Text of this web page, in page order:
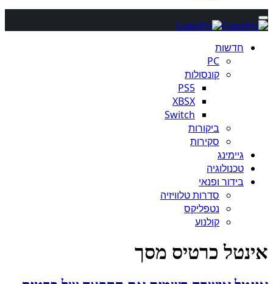
חדשות
PC
קונסולות
PS5
XBSX
Switch
ביקורות
סקירות
גיימינג
טכנולוגיה
בידור ופנאי
סדרות טלוויזיה
נטפליקס
קולנוע
אינטל כרטיס מסך